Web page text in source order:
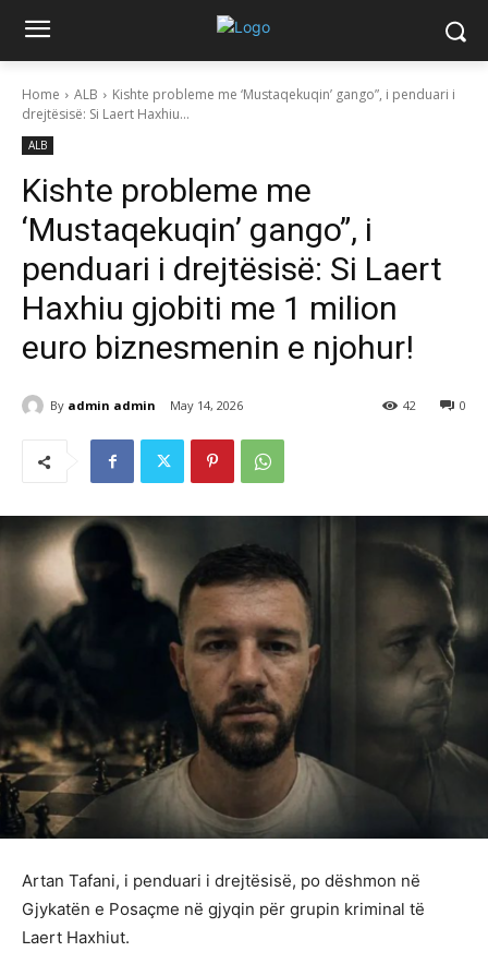
Home ALB
Kishte probleme me ‘Mustaqekuqin’ gango”, i penduari i
drejtësisë: Si Laert Haxhiu...
ALB
Kishte probleme me
‘Mustaqekuqin’ gango”, i
penduari i drejtësisë: Si Laert
Haxhiu gjobiti me 1 milion
euro biznesmenin e njohur!
By admin admin May 14, 2026 0
42
Artan Tafani, i penduari i drejtësisë, po dëshmon në
Gjykatën e Posaçme në gjyqin për grupin kriminal të
Laert Haxhiut.